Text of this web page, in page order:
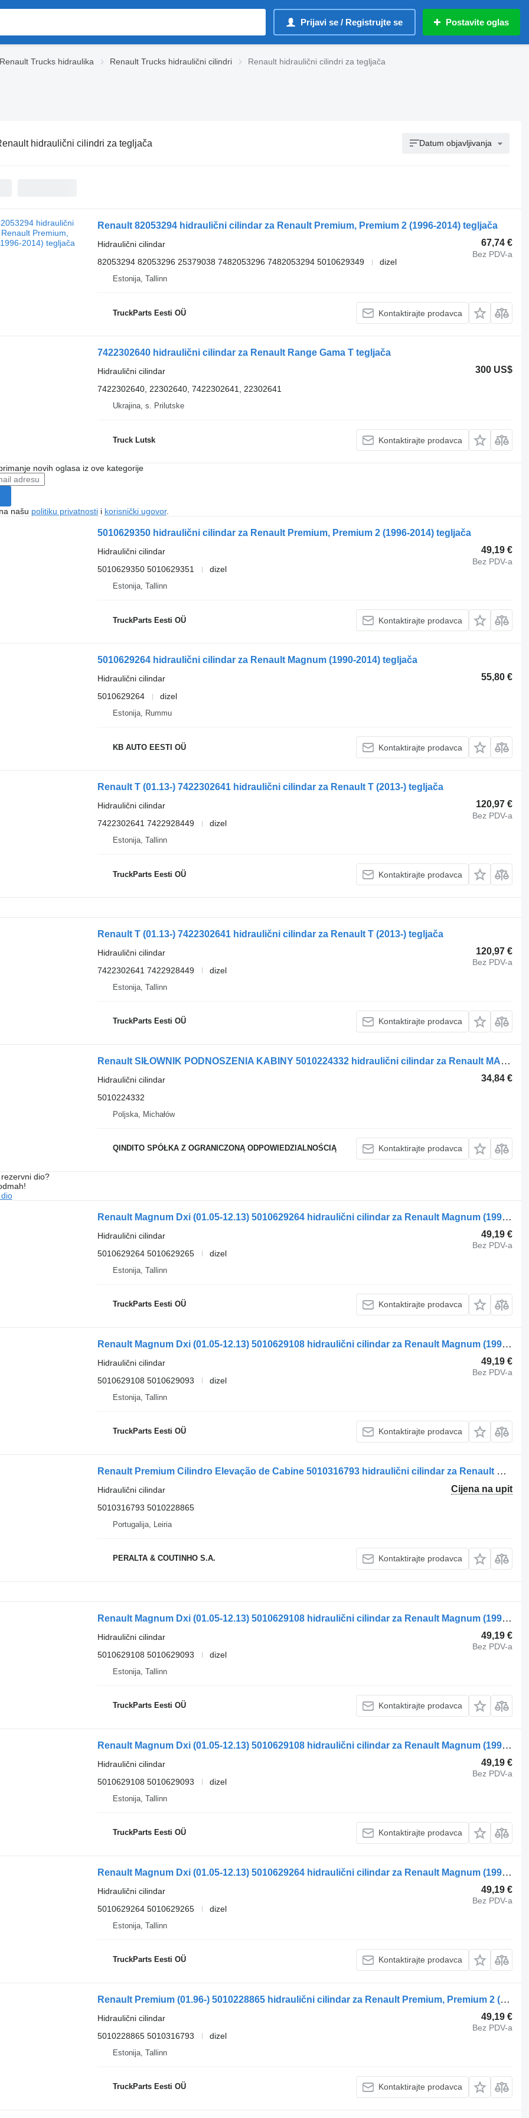
Prijavi se / Registrujte se Postavite oglas
Renault Trucks hidraulika Renault Trucks hidraulični cilindri Renault hidraulični cilindri za tegljača
hidraulični cilindri za tegljača Datum objavljivanja
Renault 82053294 hidraulični cilindar za Renault Premium, Premium 2 (1996-2014) tegljača
67,74 €
Bez PDV-a
Hidraulični cilindar
82053294 82053296 25379038 7482053296 7482053294 5010629349
dizel
Estonija, Tallinn
TruckParts Eesti OÜ Kontaktirajte prodavca
7422302640 hidraulični cilindar za Renault Range Gama T tegljača
300 US$
Hidraulični cilindar
7422302640, 22302640, 7422302641, 22302641
Ukrajina, s. Prilutske
Truck Lutsk Kontaktirajte prodavca
novih oglasa iz ove kategorije
našu politiku privatnostii korisnički ugovor.
5010629350 hidraulični cilindar za Renault Premium, Premium 2 (1996-2014) tegljača
49,19 €
Bez PDV-a
Hidraulični cilindar
5010629350 5010629351
dizel
Estonija, Tallinn
TruckParts Eesti OÜ Kontaktirajte prodavca
5010629264 hidraulični cilindar za Renault Magnum (1990-2014) tegljača
55,80 €
Hidraulični cilindar
5010629264
dizel
Estonija, Rummu
KB AUTO EESTI OÜ Kontaktirajte prodavca
Renault T (01.13-) 7422302641 hidraulični cilindar za Renault T (2013-) tegljača
120,97 €
Bez PDV-a
Hidraulični cilindar
7422302641 7422928449
dizel
Estonija, Tallinn
TruckParts Eesti OÜ Kontaktirajte prodavca
Renault T (01.13-) 7422302641 hidraulični cilindar za Renault T (2013-) tegljača
120,97 €
Bez PDV-a
Hidraulični cilindar
7422302641 7422928449
dizel
Estonija, Tallinn
TruckParts Eesti OÜ Kontaktirajte prodavca
Renault SIŁOWNIK PODNOSZENIA KABINY 5010224332 hidraulični cilindar za Renault MAGNUM 440 tegljača
34,84 €
Hidraulični cilindar
5010224332
Poljska, Michałów
QINDITO SPÓŁKA Z OGRANICZONĄ ODPOWIEDZIALNOŚCIĄ Kontaktirajte prodavca
dio?
Renault Magnum Dxi (01.05-12.13) 5010629264 hidraulični cilindar za Renault Magnum (1990-2014) tegljača
49,19 €
Bez PDV-a
Hidraulični cilindar
5010629264 5010629265
dizel
Estonija, Tallinn
TruckParts Eesti OÜ Kontaktirajte prodavca
Renault Magnum Dxi (01.05-12.13) 5010629108 hidraulični cilindar za Renault Magnum (1990-2014) tegljača
49,19 €
Bez PDV-a
Hidraulični cilindar
5010629108 5010629093
dizel
Estonija, Tallinn
TruckParts Eesti OÜ Kontaktirajte prodavca
Renault Premium Cilindro Elevação de Cabine 5010316793 hidraulični cilindar za Renault Premium tegljača
Cijena na upit
Hidraulični cilindar
5010316793 5010228865
Portugalija, Leiria
PERALTA & COUTINHO S.A. Kontaktirajte prodavca
Renault Magnum Dxi (01.05-12.13) 5010629108 hidraulični cilindar za Renault Magnum (1990-2014) tegljača
49,19 €
Bez PDV-a
Hidraulični cilindar
5010629108 5010629093
dizel
Estonija, Tallinn
TruckParts Eesti OÜ Kontaktirajte prodavca
Renault Magnum Dxi (01.05-12.13) 5010629108 hidraulični cilindar za Renault Magnum (1990-2014) tegljača
49,19 €
Bez PDV-a
Hidraulični cilindar
5010629108 5010629093
dizel
Estonija, Tallinn
TruckParts Eesti OÜ Kontaktirajte prodavca
Renault Magnum Dxi (01.05-12.13) 5010629264 hidraulični cilindar za Renault Magnum (1990-2014) tegljača
49,19 €
Bez PDV-a
Hidraulični cilindar
5010629264 5010629265
dizel
Estonija, Tallinn
TruckParts Eesti OÜ Kontaktirajte prodavca
Renault Premium (01.96-) 5010228865 hidraulični cilindar za Renault Premium, Premium 2 (1996-2014) tegljača
49,19 €
Bez PDV-a
Hidraulični cilindar
5010228865 5010316793
dizel
Estonija, Tallinn
TruckParts Eesti OÜ Kontaktirajte prodavca